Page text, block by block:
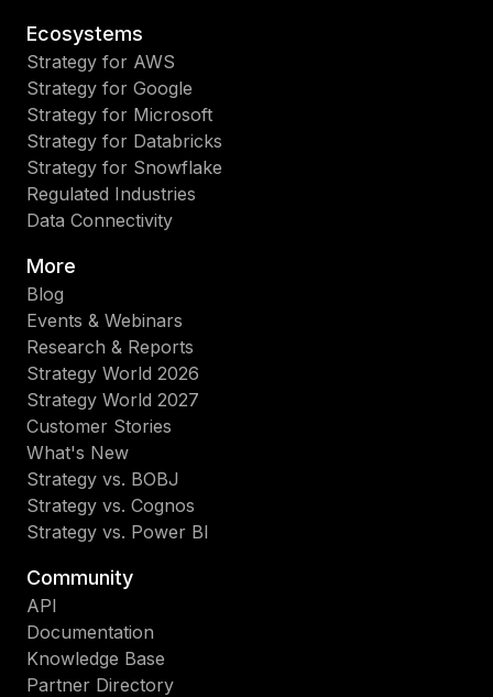
Ecosystems
Strategy for AWS
Strategy for Google
Strategy for Microsoft
Strategy for Databricks
Strategy for Snowflake
Regulated Industries
Data Connectivity
More
Blog
Events & Webinars
Research & Reports
Strategy World 2026
Strategy World 2027
Customer Stories
What's New
Strategy vs. BOBJ
Strategy vs. Cognos
Strategy vs. Power BI
Community
API
Documentation
Knowledge Base
Partner Directory